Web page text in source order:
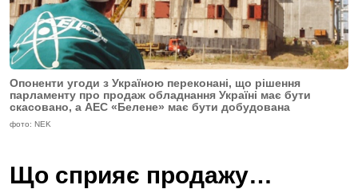
Опоненти угоди з Україною переконані, що рішення
парламенту про продаж обладнання Україні має бути
скасовано, а АЕС «Белене» має бути добудована
фото: NEK
Що сприяє продажу…